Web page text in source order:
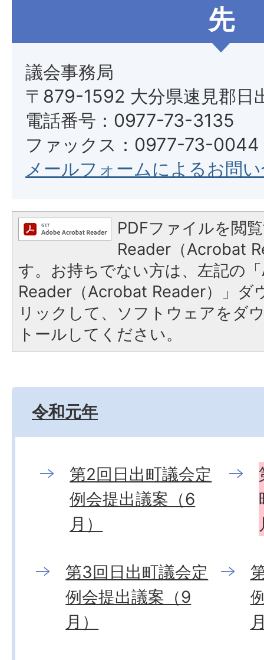
先
議会事務局
〒879-1592 大分県速見郡日
電話番号：0977-73-3135
ファックス：0977-73-0044
メールフォームによるお問
PDFファイルを閲
Reader（Acrobat
す。お持ちでない方は、左記の
Reader（Acrobat Reader）」ダ
リックして、ソフトウェアをダ
トールしてください。
令和元年
第2回日出町議会定
例会提出議案（6
月）
第3回日出町議会定
例会提出議案（9
月）